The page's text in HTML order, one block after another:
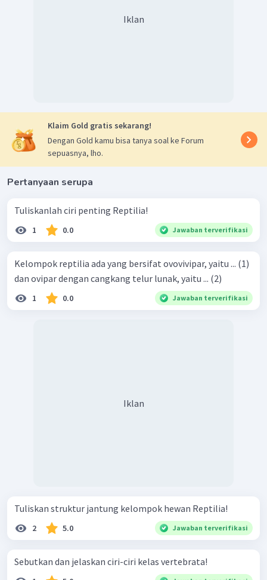
Iklan
Klaim Gold gratis sekarang!
Dengan Gold kamu bisa tanya soal ke Forum
sepuasnya, lho.
Pertanyaan serupa
Tuliskanlah ciri penting Reptilia!
1 0.0 Jawaban terverifikasi
Kelompok reptilia ada yang bersifat ovovivipar, yaitu ... (1)
dan ovipar dengan cangkang telur lunak, yaitu ... (2)
1 0.0 Jawaban terverifikasi
Iklan
Tuliskan struktur jantung kelompok hewan Reptilia!
2 5.0 Jawaban terverifikasi
Sebutkan dan jelaskan ciri-ciri kelas vertebrata!